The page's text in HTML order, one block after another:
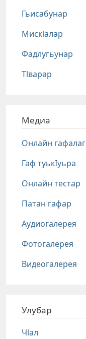
Гьисабунар
Мискlалар
Фадлугьунар
Тlварар
Медиа
Онлайн гафалаг
Гаф туькIуьра
Онлайн тестар
Патан гафар
Аудиогалерея
Фотогалерея
Видеогалерея
Улубар
Чlал